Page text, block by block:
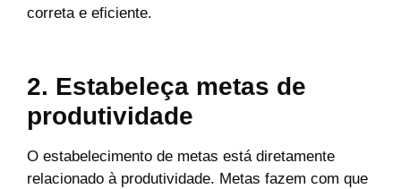
correta e eficiente.
2. Estabeleça metas de
produtividade
O estabelecimento de metas está diretamente
relacionado à produtividade. Metas fazem com que